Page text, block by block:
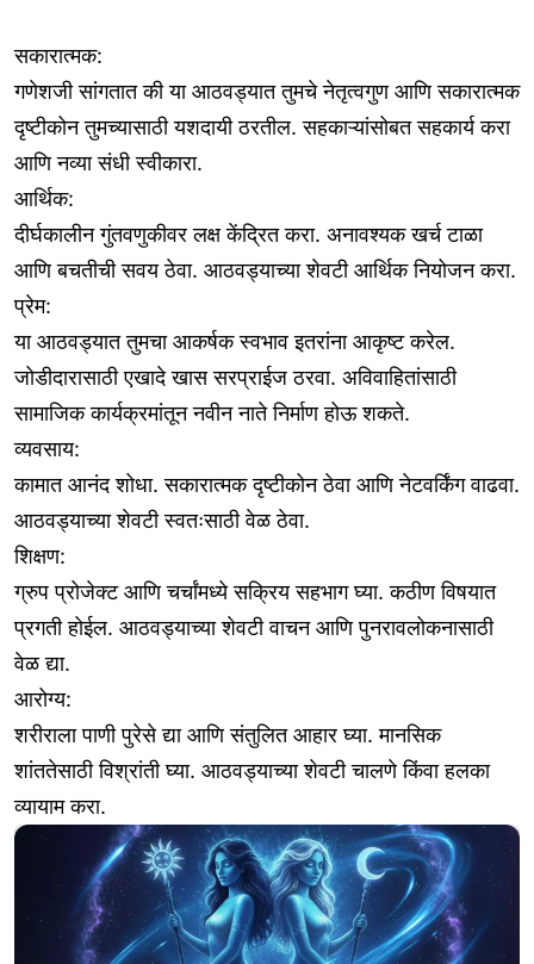
सकारात्मक:
गणेशजी सांगतात की या आठवड्यात तुमचे नेतृत्वगुण आणि सकारात्मक
दृष्टीकोन तुमच्यासाठी यशदायी ठरतील. सहकाऱ्यांसोबत सहकार्य करा
आणि नव्या संधी स्वीकारा.
आर्थिक:
दीर्घकालीन गुंतवणुकीवर लक्ष केंद्रित करा. अनावश्यक खर्च टाळा
आणि बचतीची सवय ठेवा. आठवड्याच्या शेवटी आर्थिक नियोजन करा.
प्रेम:
या आठवड्यात तुमचा आकर्षक स्वभाव इतरांना आकृष्ट करेल.
जोडीदारासाठी एखादे खास सरप्राईज ठरवा. अविवाहितांसाठी
सामाजिक कार्यक्रमांतून नवीन नाते निर्माण होऊ शकते.
व्यवसाय:
कामात आनंद शोधा. सकारात्मक दृष्टीकोन ठेवा आणि नेटवर्किंग वाढवा.
आठवड्याच्या शेवटी स्वतःसाठी वेळ ठेवा.
शिक्षण:
ग्रुप प्रोजेक्ट आणि चर्चांमध्ये सक्रिय सहभाग घ्या. कठीण विषयात
प्रगती होईल. आठवड्याच्या शेवटी वाचन आणि पुनरावलोकनासाठी
वेळ द्या.
आरोग्य:
शरीराला पाणी पुरेसे द्या आणि संतुलित आहार घ्या. मानसिक
शांततेसाठी विश्रांती घ्या. आठवड्याच्या शेवटी चालणे किंवा हलका
व्यायाम करा.